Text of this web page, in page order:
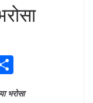
h
भरोसा